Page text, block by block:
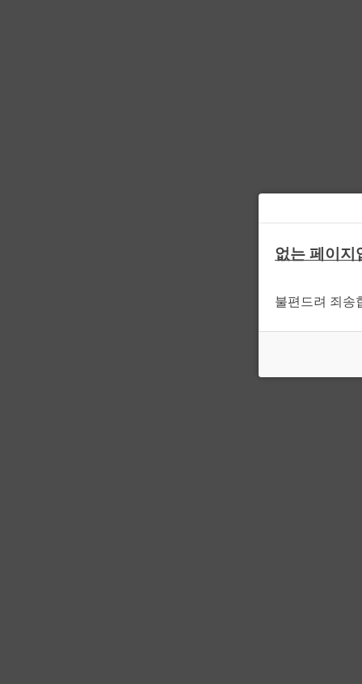
없는 페이지
불편드려 죄송